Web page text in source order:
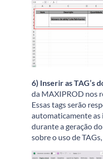
6) Inserir as TAG’s
da MAXIPROD nos
Essas tags serão
automaticamente as
durante a geração
sobre o uso de TAGs,